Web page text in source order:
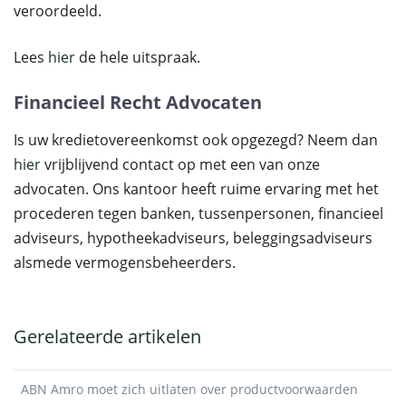
veroordeeld.
Lees hier de hele uitspraak.
Financieel Recht Advocaten
Is uw kredietovereenkomst ook opgezegd? Neem dan
hiervrijblijvend contact op met een van onze
advocaten. Ons kantoor heeft ruime ervaring met het
procederen tegen banken, tussenpersonen, financieel
adviseurs, hypotheekadviseurs, beleggingsadviseurs
alsmede vermogensbeheerders.
Gerelateerde artikelen
ABN Amro moet zich uitlaten over productvoorwaarden